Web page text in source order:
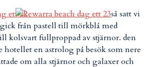
så satt vi
från pastell till mörkblå med
kolsvart fullproppad av stjärnor. den
hotellet en astrolog på besök som nere
om alla stjärnor och galaxer och